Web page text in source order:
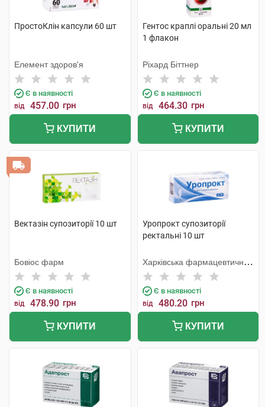
ПростоКлін капсули 60 шт
Елемент здоров'я
Є в наявності
від 457.00 грн
КУПИТИ
Гентос краплі оральні 20 мл
1 флакон
Ріхард Біттнер
Є в наявності
від 464.30 грн
КУПИТИ
Вектазін супозиторії 10 шт
Бовіос фарм
Є в наявності
від 478.90 грн
КУПИТИ
Уропрокт супозиторії
ректальні 10 шт
Харківська фармацевтична
фабрика
Є в наявності
від 480.20 грн
КУПИТИ